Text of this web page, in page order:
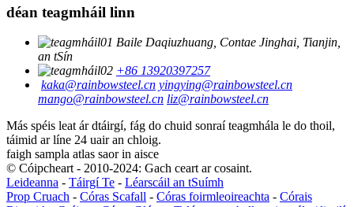
déan teagmháil linn
Baile Daqiuzhuang, Contae Jinghai, Tianjin,
an tSín
+86 13920397257
kaka@rainbowsteel.cn yingying@rainbowsteel.cn
mango@rainbowsteel.cn liz@rainbowsteel.cn
Más spéis leat ár dtáirgí, fág do chuid sonraí teagmhála le do thoil,
táimid ar líne 24 uair an chloig.
faigh sampla atlas saor in aisce
© Cóipcheart - 2010-2024: Gach ceart ar cosaint.
Leideanna - Táirgí Te - Léarscáil an tSuímh
Prop Cruach - Córas Scafall - Córas foirmleoireachta - Córais